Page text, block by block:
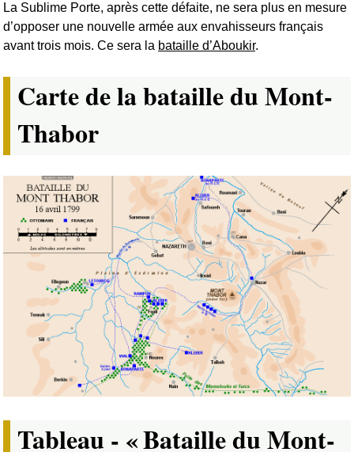
La Sublime Porte, après cette défaite, ne sera plus en mesure
d’opposer une nouvelle armée aux envahisseurs français
avant trois mois. Ce sera la bataille d’Aboukir.
Carte de la bataille du Mont-
Thabor
Tableau - « Bataille du Mont-